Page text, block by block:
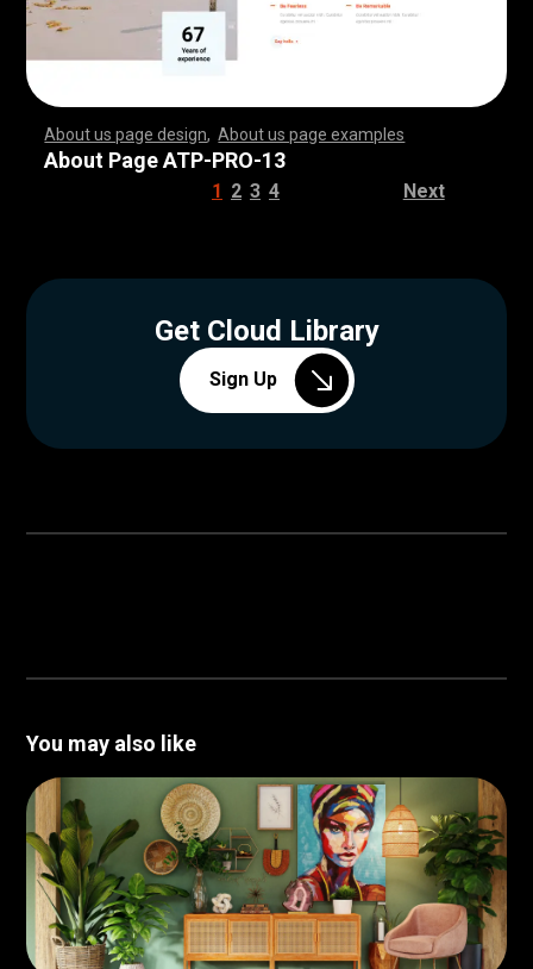
About us page design ,About us page examples
,,,,,,,,,,,,,,,,,,,,,,,, ,,,,,,,,,,,,,,,,,,,,,,,,,,,
,,,,,,,,,,,,,,,,,,,,,,,, ,,,,,,,,,,,,,,,,,,,,,,,,,,,
,,,,,,,,,,,,,,,,,,,,,,,, ,,,,,,,,,,,,,,,,,,,,,,,,,,,
,,,,,,,,,,,,,,,,,,,,,,,, ,,,,,,,,,,,,,,,,,,,,,,,,,,,
,,,,,,,,,,,,,,,,,,,,,,,, ,,,,,,,,,,,,,,,,,,,,,,,,,,,
,,,,,,,,,,,,,,,,,,,,,,,, ,,,,,,,,,,,,,,,,,,,,,,,,,,,
,,,,,,,,,,,,,,,,,,,,,,,, ,,,,,,,,,,,,,,,,,,,,,,,,,,,
,,,,,,,,,,,,,,,,,,,,,,,, ,,,,,,,,,,,,
About Page ATP-PRO-13
1 2 3 4 Next
Get Cloud Library
Sign Up
You may also like